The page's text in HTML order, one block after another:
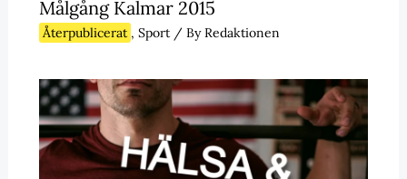
Målgång Kalmar 2015
Återpublicerat , Sport/ ByRedaktionen